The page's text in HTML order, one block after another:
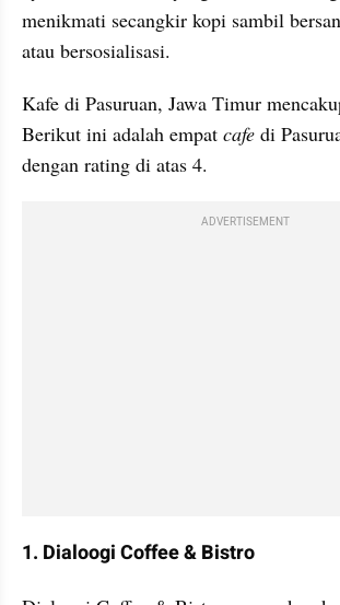
menikmati secangkir kopi sambil
atau bersosialisasi.
Kafe di Pasuruan, Jawa Timur
Berikut ini adalah empat cafe di
dengan rating di atas 4.
ADVERTISEMENT
1. Dialoogi Coffee & Bistro